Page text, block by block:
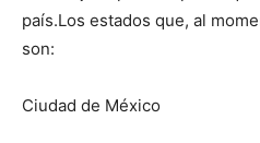
país.Los estados que, al
son:
Ciudad de México